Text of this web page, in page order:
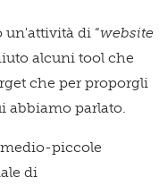
un'attività di “website
alcuni tool che
che per proporgli
abbiamo parlato.
piccole
di